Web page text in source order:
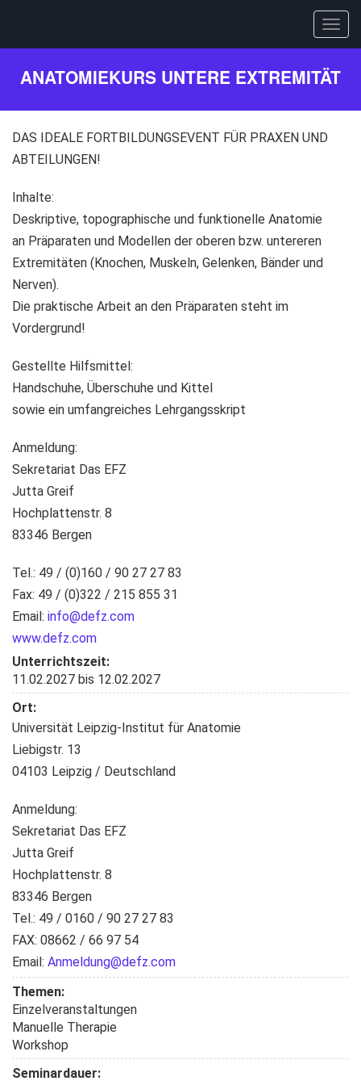
zumANATOMIEKURS UNTERE EXTREMITÄT
DAS IDEALE FORTBILDUNGSEVENT FÜR PRAXEN UND
ABTEILUNGEN!
Inhalte:
Deskriptive, topographische und funktionelle Anatomie
an Präparaten und Modellen der oberen bzw. untereren
Extremitäten (Knochen, Muskeln, Gelenken, Bänder und
Nerven).
Die praktische Arbeit an den Präparaten steht im
Vordergrund!
Gestellte Hilfsmittel:
Handschuhe, Überschuhe und Kittel
sowie ein umfangreiches Lehrgangsskript
Anmeldung:
Sekretariat Das EFZ
Jutta Greif
Hochplattenstr. 8
83346 Bergen
Tel.: 49 / (0)160 / 90 27 27 83
Fax: 49 / (0)322 / 215 855 31
Email: info@defz.com
www.defz.com
Unterrichtszeit:
11.02.2027 bis 12.02.2027
Ort:
Universität Leipzig-Institut für Anatomie
Liebigstr. 13
04103 Leipzig / Deutschland
Anmeldung:
Sekretariat Das EFZ
Jutta Greif
Hochplattenstr. 8
83346 Bergen
Tel.: 49 / 0160 / 90 27 27 83
FAX: 08662 / 66 97 54
Email: Anmeldung@defz.com
Themen:
Einzelveranstaltungen
Manuelle Therapie
Workshop
Seminardauer: